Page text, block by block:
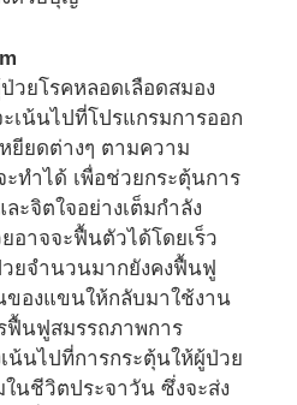
วยโรคหลอดเลือดสมอง
เน้นไปที่โปรแกรมการออก
ยียดต่างๆ ตามความ
ทำได้ เพื่อช่วยกระตุ้นการ
ะจิตใจอย่างเต็มกำลัง
อาจจะฟื้นตัวได้โดยเร็ว
ยจำนวนมากยังคงฟื้นฟู
ของแขนให้กลับมาใช้งาน
ฟื้นฟูสมรรถภาพการ
น้นไปที่การกระตุ้นให้ผู้ป่วย
นชีวิตประจาวัน ซึ่งจะส่ง